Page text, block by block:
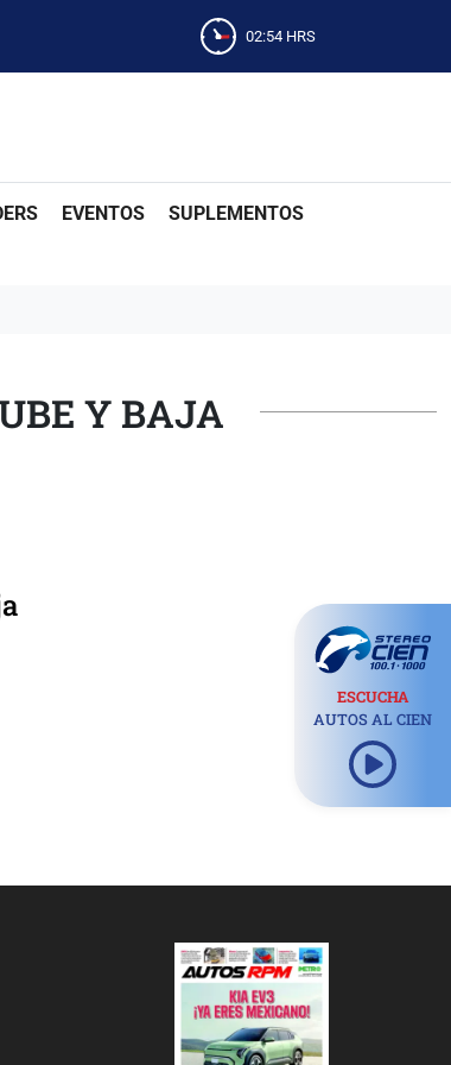
02:54 HRS
EVENTOS SUPLEMENTOS
Y BAJA
ESCUCHA
AUTOS AL CIEN